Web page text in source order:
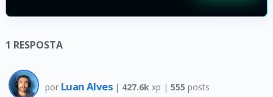
1 RESPOSTA
por Luan Alves | 427.6k xp |555 posts